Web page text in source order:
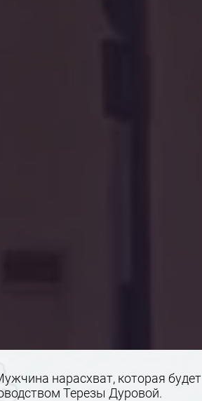
нарасхват, которая будет
Терезы Дуровой.